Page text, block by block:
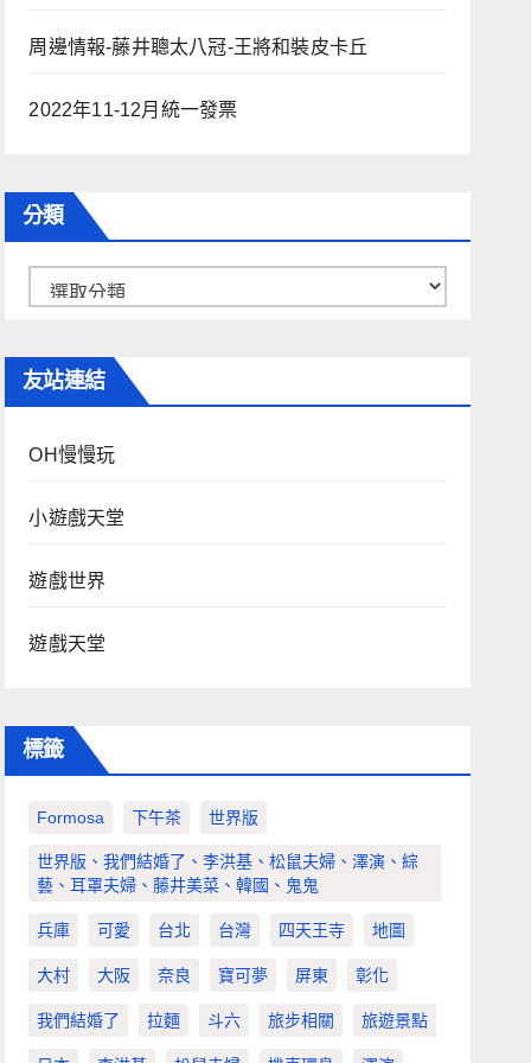
周邊情報-藤井聰太八冠-王將和裝皮卡丘
2022年11-12月統一發票
分類
友站連結
OH慢慢玩
小遊戲天堂
遊戲世界
遊戲天堂
標籤
Formosa 下午茶 世界版
世界版、我們結婚了、李洪基、松鼠夫婦、澤演、綜
藝、耳罩夫婦、藤井美菜、韓國、鬼鬼
兵庫 可愛 台北 台灣 四天王寺 地圖
大村 大阪 奈良 寶可夢 屏東 彰化
我們結婚了 拉麵 斗六 旅步相關 旅遊景點